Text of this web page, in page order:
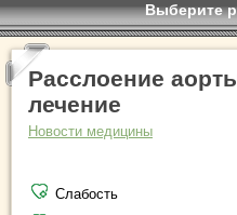
Выберите
Расслоение
лечение
Новости медицины
Слабость